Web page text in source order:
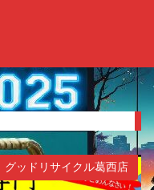
ッドリサイクル葛西店